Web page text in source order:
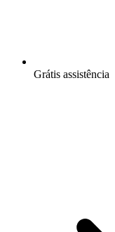
Grátis assistência